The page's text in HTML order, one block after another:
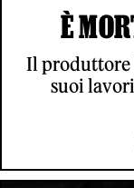
È
Il produttore
suoi